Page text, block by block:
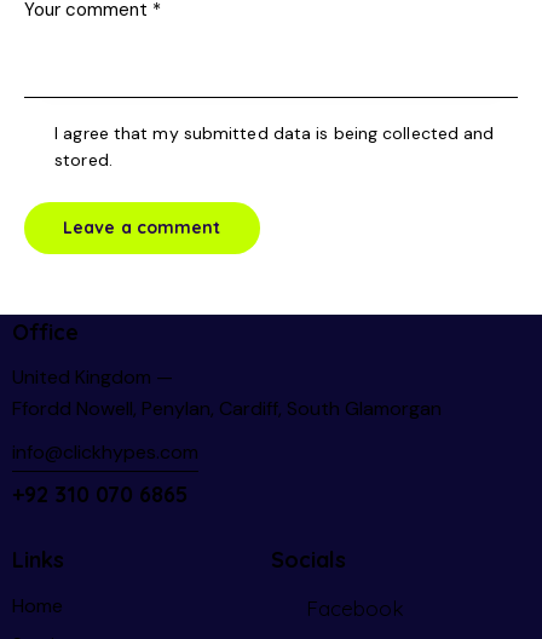
I agree that my submitted data is being collected and
stored.
Office
United Kingdom —
Ffordd Nowell, Penylan, Cardiff, South Glamorgan
info@clickhypes.com
+92 310 070 6865
Links
Home
Socials
Facebook